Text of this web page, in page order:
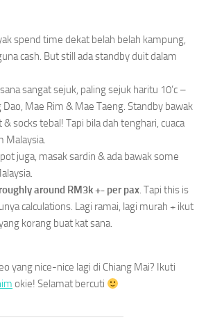
spend time dekat belah belah kampung,
cash. But still ada standby duit dalam
sangat sejuk, paling sejuk haritu 10’c –
Dao, Mae Rim & Mae Taeng. Standby bawak
socks tebal! Tapi bila dah tenghari, cuaca
Malaysia.
juga, masak sardin & ada bawak some
roughly around RM3k +- per pax. Tapi this is
calculations. Lagi ramai, lagi murah + ikut
korang buat kat sana.
yang nice-nice lagi di Chiang Mai? Ikuti
okie! Selamat bercuti